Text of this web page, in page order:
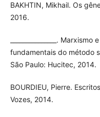
BAKHTIN, Mikhail. Os
2016.
_______________.
fundamentais do método
São Paulo: Hucitec, 2014.
BOURDIEU, Pierre.
Vozes, 2014.